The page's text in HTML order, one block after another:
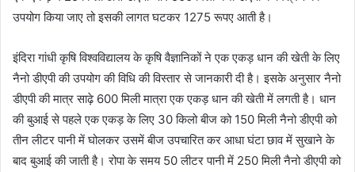
उपयोग किया जाए तो इसकी लागत घटकर 1275 रूपए आती है।
इंदिरा गांधी कृषि विश्वविद्यालय के कृषि वैज्ञानिकों ने एक एकड़ धान की खेती के लिए
नैनो डीएपी की उपयोग की विधि की विस्तार से जानकारी दी है। इसके अनुसार नैनो
डीएपी की मात्र साढ़े 600 मिली मात्रा एक एकड़ धान की खेती में लगती है। धान
की बुआई से पहले एक एकड़ के लिए 30 किलो बीज को 150 मिली नैनो डीएपी को
तीन लीटर पानी में घोलकर उसमें बीज उपचारित कर आधा घंटा छाव में सुखाने के
बाद बुआई की जाती है। रोपा के समय 50 लीटर पानी में 250 मिली नैनो डीएपी को